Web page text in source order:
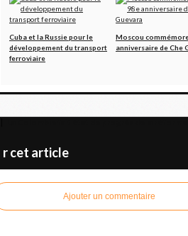
Cuba et la Russie pour le
développement du transport
ferroviaire
Moscou
anniversaire de Che
r cet article
Ajouter un commentaire